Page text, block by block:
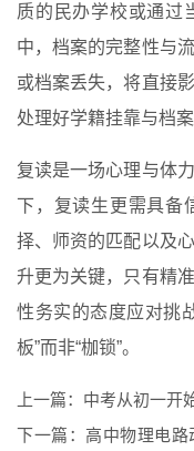
质的民办学校或通过
中，档案的完整性与
或档案丢失，将直接
处理好学籍挂靠与档
复读是一场心理与体
下，复读生更需具备
择、师资的匹配以及
升更为关键，只有精
性务实的态度应对挑
板”而非“枷锁”。
上一篇： 中考从初一开
下一篇： 高中物理电